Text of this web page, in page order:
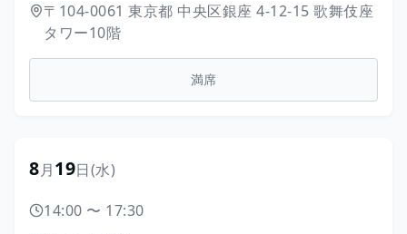
〒104-0061 東京都 中央区銀座 4-12-15 歌舞伎座
タワー10階
満席
8月19日(水)
14:00 〜 17:30